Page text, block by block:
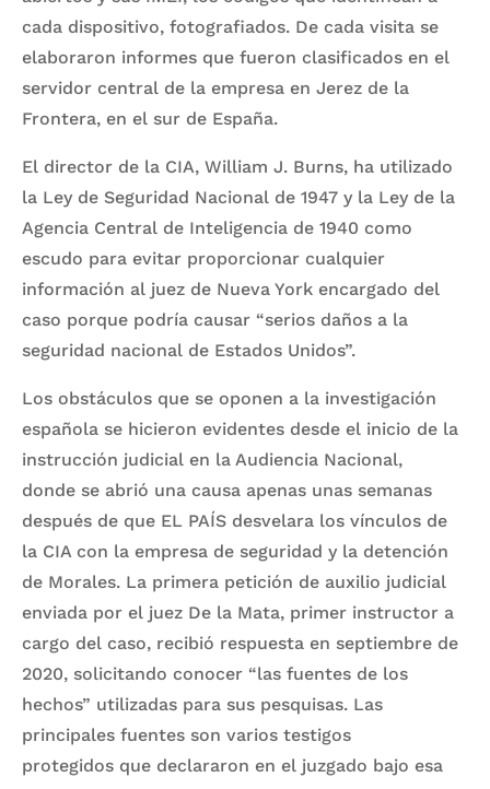
cada dispositivo, fotografiados. De cada visita se
elaboraron informes que fueron clasificados en el
servidor central de la empresa en Jerez de la
Frontera, en el sur de España.
El director de la CIA, William J. Burns, ha utilizado
la Ley de Seguridad Nacional de 1947 y la Ley de la
Agencia Central de Inteligencia de 1940 como
escudo para evitar proporcionar cualquier
información al juez de Nueva York encargado del
caso porque podría causar “serios daños a la
seguridad nacional de Estados Unidos”.
Los obstáculos que se oponen a la investigación
española se hicieron evidentes desde el inicio de la
instrucción judicial en la Audiencia Nacional,
donde se abrió una causa apenas unas semanas
después de que EL PAÍS desvelara los vínculos de
la CIA con la empresa de seguridad y la detención
de Morales. La primera petición de auxilio judicial
enviada por el juez De la Mata, primer instructor a
cargo del caso, recibió respuesta en septiembre de
2020, solicitando conocer “las fuentes de los
hechos” utilizadas para sus pesquisas. Las
principales fuentes son varios testigos
protegidos que declararon en el juzgado bajo esa